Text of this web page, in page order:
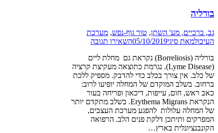
בורליה
גב, ברכיים, מע' השתן, טור גוף-נפש, מערכת
העיכולמאת סיגי05/10/2019השאירו תגובה
בורליה (Borreliosis) נקראת גם מחלת ליים
(Lyme Disease). נגרמת כתוצאה מעקיצת קרציה
של כלב. אין צורך בכלב כדי להדבק. מספיק ללכת
ברחוב. בשלב המוקדם של המחלה יופיעו לרוב:
כאב ראש, חום, עייפות, דיכאון ופריחה בעור
הנקראת Erythema Migrans. בשלב מתקדם יותר
של המחלה עלולות להפגע מערכת העצבים,
המפרקים ותיתכן דלקת פנים הלב. הרפואה
הקונבנציונלית בארץ…